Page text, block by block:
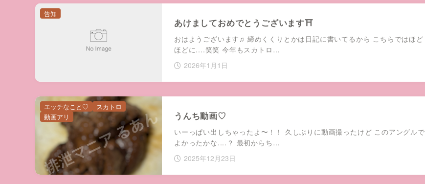
あけましておめでとうございます⛩
おはようございます♫ 締めくくりとかは日記に書いてるから こちらではほど
ほどに....笑笑 今年もスカトロ…
2026年1月1日
告知
うんち動画♡
いーっぱい出しちゃったよ〜！！ 久しぶりに動画撮ったけど このアングルで
よかったかな....？ 最初からち…
2025年12月23日
エッチなこと♡
スカトロ
動画アリ